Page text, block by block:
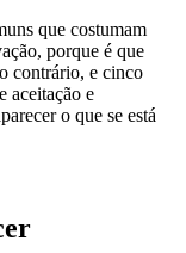
que costumam
porque é que
contrário, e cinco
aceitação e
o que se está